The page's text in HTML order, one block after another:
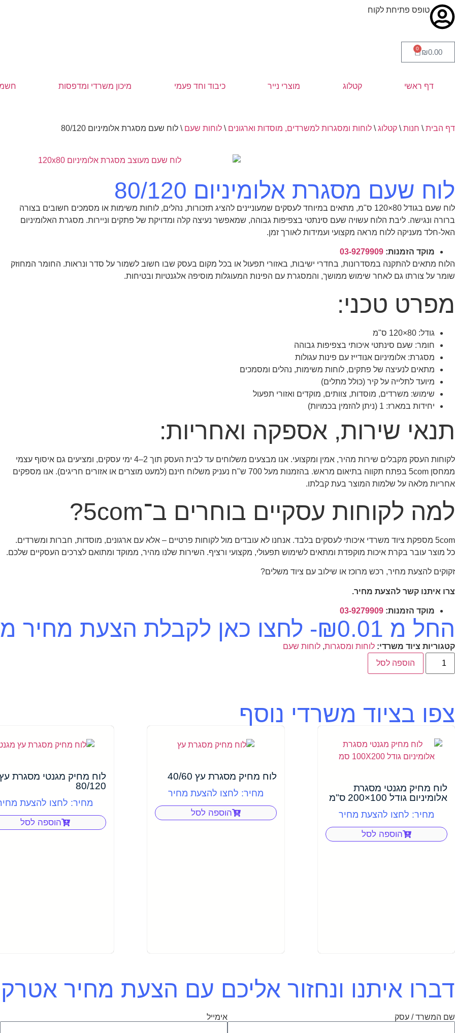
טופס פתיחת לקוח
₪0.00
0
דף ראשי קטלוג מוצרי נייר כיבוד וחד פעמי מיכון משרדי ומדפסות
דף הבית \ חנות \ קטלוג \ לוחות ומסגרות למשרדים, מוסדות וארגונים \ לוחות שעם \ לוח שעם מסגרת אלומיניום 80/120
לוח שעם מסגרת אלומיניום 80/120
לוח שעם בגודל 80×120 ס"מ, מתאים במיוחד לעסקים שמעוניינים להציג תזכורות, נהלים, לוחות משימות או מסמכים חשובים בצורה
ברורה ונגישה. ליבת הלוח עשויה שעם סינתטי בצפיפות גבוהה, שמאפשר נעיצה קלה ומדויקת של פתקים וניירות. מסגרת האלומיניום
האל-חלד מעניקה ללוח מראה מקצועי ועמידות לאורך זמן.
מוקד הזמנות: 03-9279909
הלוח מתאים להתקנה במסדרונות, בחדרי ישיבות, באזורי תפעול או בכל מקום בעסק שבו חשוב לשמור על סדר ונראות. החומר המחוזק
שומר על צורתו גם לאחר שימוש ממושך, והמסגרת עם הפינות המעוגלות מוסיפה אלגנטיות ובטיחות.
מפרט טכני:
גודל: 80×120 ס"מ
חומר: שעם סינתטי איכותי בצפיפות גבוהה
מסגרת: אלומיניום אנודייז עם פינות עגולות
מתאים לנעיצה של פתקים, לוחות משימות, נהלים ומסמכים
מיועד לתלייה על קיר (כולל מתלים)
שימוש: משרדים, מוסדות, צוותים, מוקדים ואזורי תפעול
יחידות במארז: 1 (ניתן להזמין בכמויות)
תנאי שירות, אספקה ואחריות:
לקוחות העסק מקבלים שירות מהיר, אמין ומקצועי. אנו מבצעים משלוחים עד לבית העסק תוך 2–4 ימי עסקים, ומציעים גם איסוף עצמי
ממחסן 5com בפתח תקווה בתיאום מראש. בהזמנות מעל 700 ש"ח נעניק משלוח חינם (למעט מוצרים או אזורים חריגים). אנו מספקים
אחריות מלאה על שלמות המוצר בעת קבלתו.
למה לקוחות עסקיים בוחרים ב־5com?
5com מספקת ציוד משרדי איכותי לעסקים בלבד. אנחנו לא עובדים מול לקוחות פרטיים – אלא עם ארגונים, מוסדות, חברות ומשרדים.
כל מוצר עובר בקרת איכות מוקפדת ומתאים לשימוש תפעולי, מקצועי ורציף. השירות שלנו מהיר, ממוקד ומתואם לצרכים העסקיים שלכם.
זקוקים להצעת מחיר, רכש מרוכז או שילוב עם ציוד משלים?
צרו איתנו קשר להצעת מחיר.
מוקד הזמנות: 03-9279909
החל מ ₪0.01 - לחצו כאן לקבלת הצעת מחיר
קטגוריות ציוד משרדי: לוחות ומסגרות, לוחות שעם
הוספה לסל
צפו בציוד משרדי נוסף
לוח מחיק מגנטי מסגרת
אלומיניום גודל 100×200 ס"מ
מחיר: לחצו להצעת מחיר
הוספה לסל
לוח מחיק מסגרת עץ 40/60
מחיר: לחצו להצעת מחיר
הוספה לסל
לוח מחיק מגנטי מסגרת
80/120
מחיר: לחצו להצעת
הוספה לסל
דברו איתנו ונחזור אליכם עם הצעת מחיר
שם המשרד / עסק אימייל